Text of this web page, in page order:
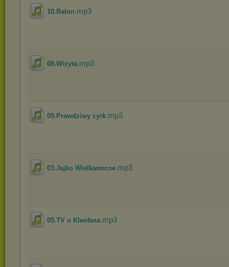
10.Balon.mp3
08.Wizyta.mp3
09.Prawdziwy cyrk.mp3
03.Jajko Wielkanocne.mp3
05.TV u Kleofasa.mp3